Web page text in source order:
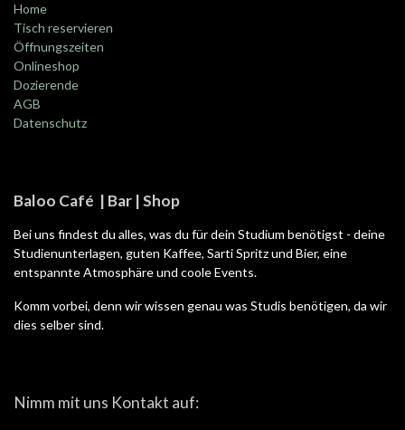
Home
Tisch reservieren
Öffnungszeiten
Onlineshop
Dozierende
AGB
Datenschutz
Baloo Café | Bar | Shop
Bei uns findest du alles, was du für dein Studium benötigst - deine
Studienunterlagen, guten Kaffee, Sarti Spritz und Bier, eine
entspannte Atmosphäre und coole Events.
Komm vorbei, denn wir wissen genau was Studis benötigen, da wir
dies selber sind.
Nimm mit uns Kontakt auf: